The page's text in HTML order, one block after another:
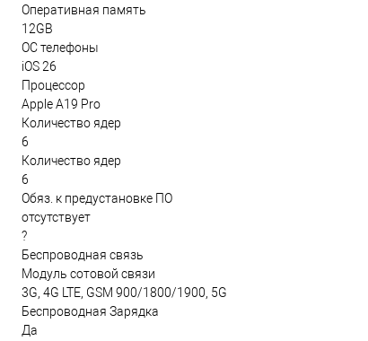
Оперативная память
12GB
ОС телефоны
iOS 26
Процессор
Apple A19 Pro
Количество ядер
6
Количество ядер
6
Обяз. к предустановке ПО
отсутствует
?
Беспроводная связь
Модуль сотовой связи
3G, 4G LTE, GSM 900/1800/1900, 5G
Беспроводная Зарядка
Да